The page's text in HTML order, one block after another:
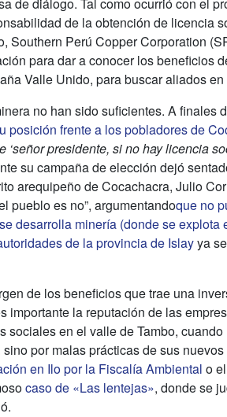
de diálogo. Tal como ocurrió con el
de la obtención de licencia
Southern Perú Copper Corporation
para dar a conocer los beneficios
Valle Unido, para buscar aliados
no han sido suficientes. A finales
posición frente a los pobladores de
‘señor presidente, si no hay licencia
su campaña de elección dejó
arequipeño de Cocachacra, Julio
pueblo es no”, argumentandoque no
desarrolla minería (donde se
de la provincia de Islayya
de los beneficios que trae una
importante la reputación de las
sociales en el valle de Tambo,
por malas prácticas de sus
en Ilo por la Fiscalía Ambiental o
caso de «Las lentejas», donde se